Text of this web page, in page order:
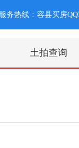
服务热线：容县买房
土拍查询